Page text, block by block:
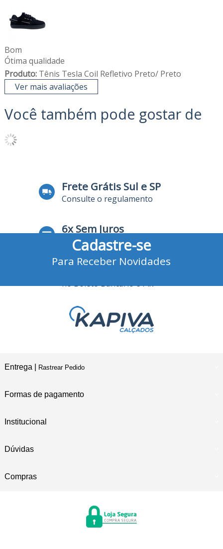
Bom
Ótima qualidade
Produto:Tênis Tesla Coil Refletivo Preto/ Preto
Ver mais avaliações
Você também pode gostar de
Frete Grátis Sul e SP
Consulte o regulamento
6x Sem Juros
no Cartão de Crédito
no Boleto Bancário e Pix
Cadastre-se
Para Receber Novidades
Entrega | Rastrear Pedido
Formas de pagamento
Institucional
Dúvidas
Compras